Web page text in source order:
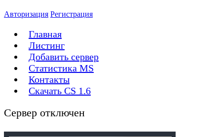
Авторизация Регистрация
Главная
Листинг
Добавить сервер
Статистика MS
Контакты
Скачать CS 1.6
Сервер отключен